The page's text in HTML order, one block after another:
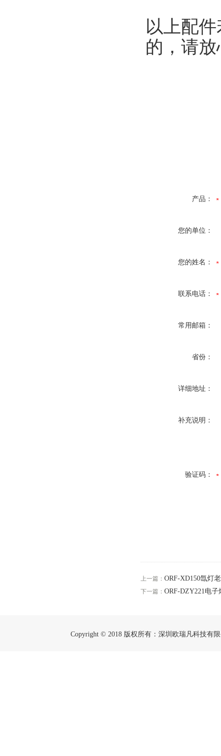
以上配
的，请
产品：
您的单位：
您的姓名：
联系电话：
常用邮箱：
省份：
详细地址：
补充说明：
验证码：
上一篇： ORF-XD150氙灯
下一篇： ORF-DZY221电
Copyright © 2018 版权所有：深圳欧瑞凡科技有